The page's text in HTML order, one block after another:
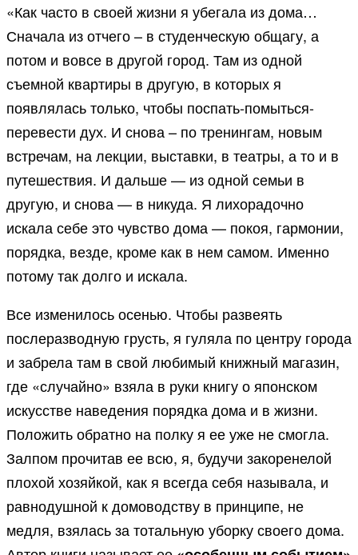
«Как часто в своей жизни я убегала из дома…
Сначала из отчего – в студенческую общагу, а
потом и вовсе в другой город. Там из одной
съемной квартиры в другую, в которых я
появлялась только, чтобы поспать-помыться-
перевести дух. И снова – по тренингам, новым
встречам, на лекции, выставки, в театры, а то и в
путешествия. И дальше — из одной семьи в
другую, и снова — в никуда. Я лихорадочно
искала себе это чувство дома — покоя, гармонии,
порядка, везде, кроме как в нем самом. Именно
потому так долго и искала.
Все изменилось осенью. Чтобы развеять
послеразводную грусть, я гуляла по центру города
и забрела там в свой любимый книжный магазин,
где «случайно» взяла в руки книгу о японском
искусстве наведения порядка дома и в жизни.
Положить обратно на полку я ее уже не смогла.
Залпом прочитав ее всю, я, будучи закоренелой
плохой хозяйкой, как я всегда себя называла, и
равнодушной к домоводству в принципе, не
медля, взялась за тотальную уборку своего дома.